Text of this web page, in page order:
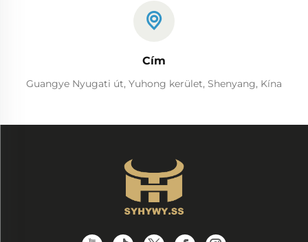
Cím
Guangye Nyugati út, Yuhong kerület, Shenyang, Kína